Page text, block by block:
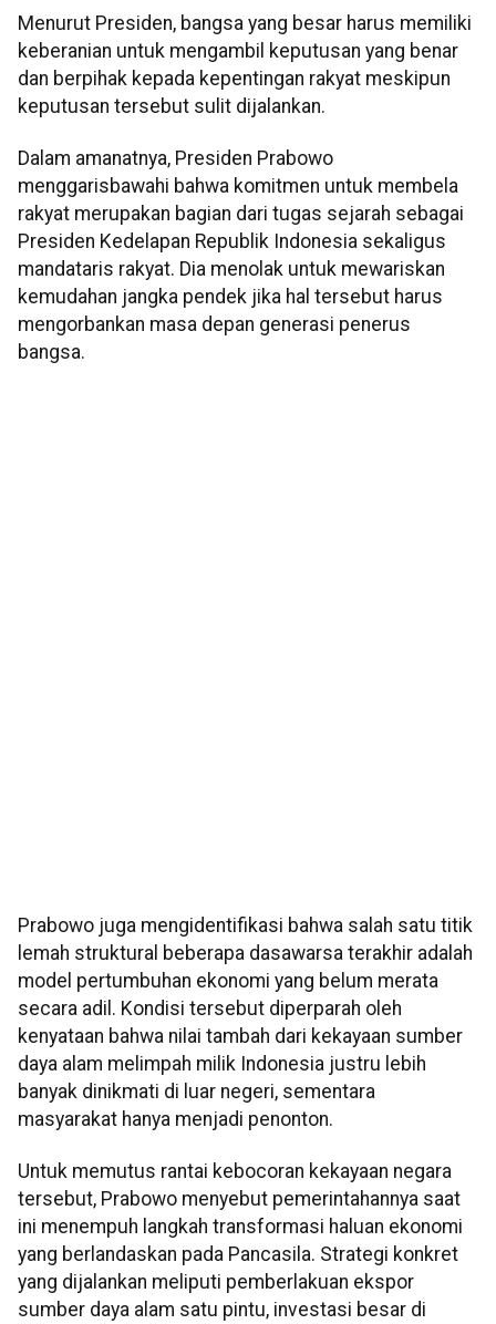
Menurut Presiden, bangsa yang besar harus memiliki
keberanian untuk mengambil keputusan yang benar
dan berpihak kepada kepentingan rakyat meskipun
keputusan tersebut sulit dijalankan.
Dalam amanatnya, Presiden Prabowo
menggarisbawahi bahwa komitmen untuk membela
rakyat merupakan bagian dari tugas sejarah sebagai
Presiden Kedelapan Republik Indonesia sekaligus
mandataris rakyat. Dia menolak untuk mewariskan
kemudahan jangka pendek jika hal tersebut harus
mengorbankan masa depan generasi penerus
bangsa.
Prabowo juga mengidentifikasi bahwa salah satu titik
lemah struktural beberapa dasawarsa terakhir adalah
model pertumbuhan ekonomi yang belum merata
secara adil. Kondisi tersebut diperparah oleh
kenyataan bahwa nilai tambah dari kekayaan sumber
daya alam melimpah milik Indonesia justru lebih
banyak dinikmati di luar negeri, sementara
masyarakat hanya menjadi penonton.
Untuk memutus rantai kebocoran kekayaan negara
tersebut, Prabowo menyebut pemerintahannya saat
ini menempuh langkah transformasi haluan ekonomi
yang berlandaskan pada Pancasila. Strategi konkret
yang dijalankan meliputi pemberlakuan ekspor
sumber daya alam satu pintu, investasi besar di